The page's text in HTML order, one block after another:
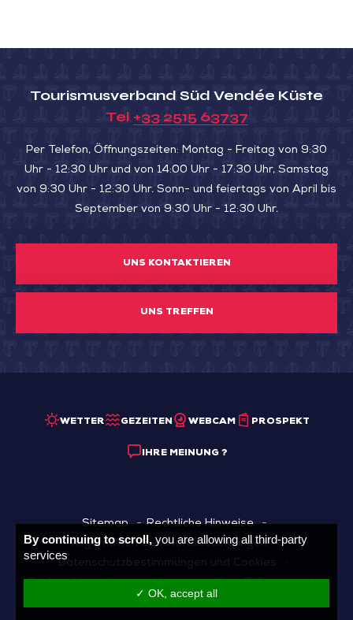
Tourismusverband Süd Vendée Küste
Tel +33 2515 63737
Per Telefon, Öffnungszeiten: Montag - Freitag von 9:30
Uhr - 12:30 Uhr und von 14:00 Uhr - 17:30 Uhr, Samstag
von 9:30 Uhr - 12:30 Uhr. Sonn- und feiertags von April bis
September von 9:30 Uhr - 12:30 Uhr.
UNS KONTAKTIEREN
UNS TREFFEN
WETTER GEZEITEN WEBCAM PROSPEKT
IHRE MEINUNG ?
Sitemap
Rechtliche Hinweise
Allgemainen Geschäftsbedingungen
Datenschutzbestimmungen und Cookies
By continuing to scroll, you are allowing all third-party
services
✓ OK, accept all